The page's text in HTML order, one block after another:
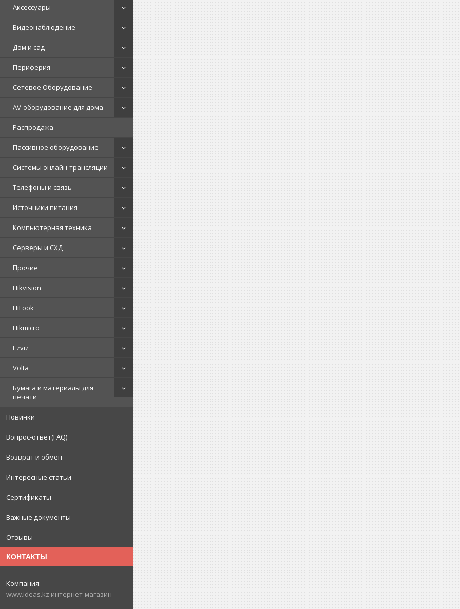
Аксессуары
Видеонаблюдение
Дом и сад
Периферия
Сетевое Оборудование
AV-оборудование для дома
Распродажа
Пассивное оборудование
Системы онлайн-трансляции
Телефоны и связь
Источники питания
Компьютерная техника
Серверы и СХД
Прочие
Hikvision
HiLook
Hikmicro
Ezviz
Volta
Бумага и материалы для
печати
Новинки
Вопрос-ответ(FAQ)
Возврат и обмен
Интересные статьи
Сертификаты
Важные документы
Отзывы
КОНТАКТЫ
www.ideas.kz интернет-магазин